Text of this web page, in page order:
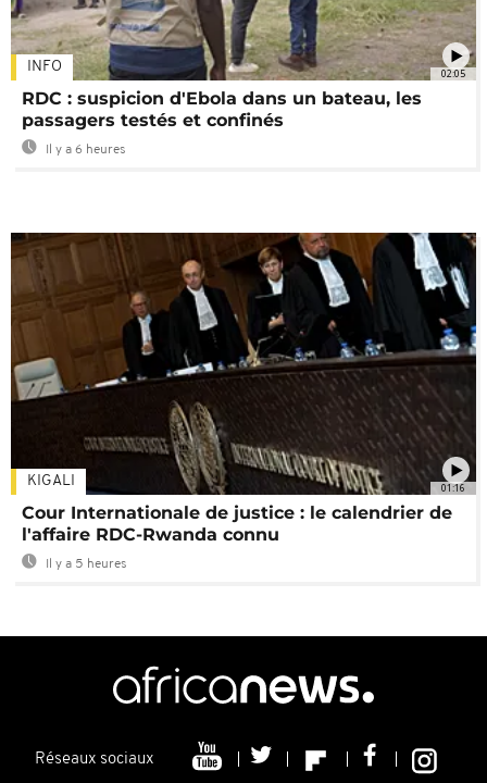
02:05
INFO
RDC : suspicion d'Ebola dans un bateau, les
passagers testés et confinés
Il y a 6 heures
01:16
KIGALI
Cour Internationale de justice : le calendrier de
l'affaire RDC-Rwanda connu
Il y a 5 heures
Réseaux sociaux